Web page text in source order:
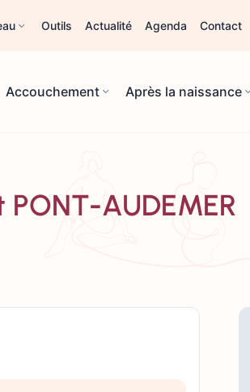
Outils Actualité Agenda Contact
Accouchement Après la naissance
AUDEMER